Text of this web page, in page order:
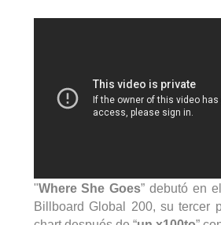
"Where She Goes” debutó en
Billboard Global 200, su tercer